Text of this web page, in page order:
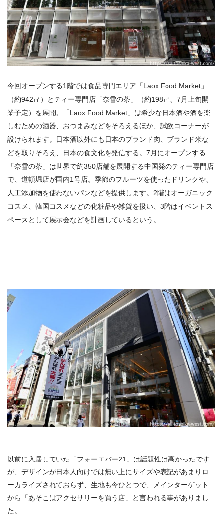
今回オープンする1階では食品専門エリア「Laox Food Market」
（約942㎡）とティー専門店「奈雪の茶」（約198㎡、7月上旬開
業予定）を展開。「Laox Food Market」は希少な日本酒や酒を楽
しむための酒器、おつまみなどをそろえるほか、試飲コーナーが
設けられます。日本酒以外にも日本のブランド肉、ブランド米な
どを取りそろえ、日本の食文化を発信する。7月にオープンする
「奈雪の茶」は世界で約350店舗を展開する中国発のティー専門店
で、道頓堀店が国内1号店。季節のフルーツを使ったドリンクや、
人工添加物を使わないパンなどを提供します。2階はオーガニック
コスメ、韓国コスメなどの化粧品や雑貨を扱い、3階はイベントス
ペースとして展示会などを計画しているという。
以前に入居していた「フォーエバー21」は話題性は高かったです
が、デザインが日本人向けでは無い上にサイズや表記があまりロ
ーカライズされておらず、生地も今ひとつで、メインターゲット
から「あそこはアクセサリーを買う店」と言われる事がありまし
た。